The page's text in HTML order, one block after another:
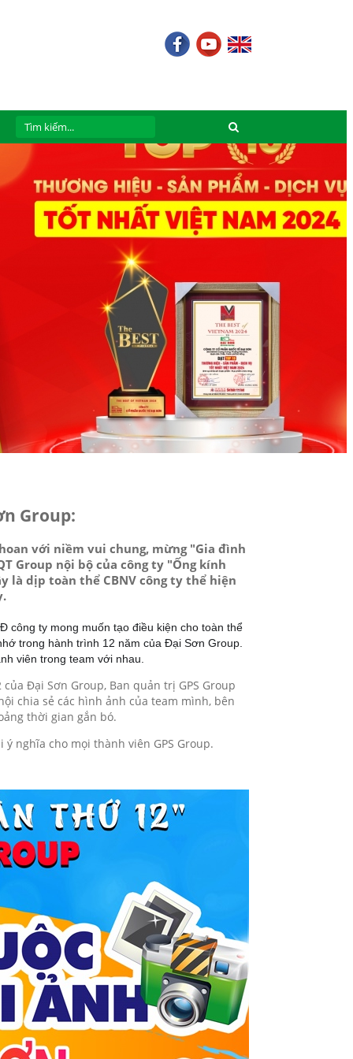
Group:
với niềm vui chung, mừng "Gia đình
Group nội bộ của công ty "Ống kính
là dịp toàn thể CBNV công ty thể hiện
công ty mong muốn tạo điều kiện cho toàn thể
trong hành trình 12 năm của Đại Sơn Group.
viên trong team với nhau.
Đại Sơn Group, Ban quản trị GPS Group
chia sẻ các hình ảnh của team mình, bên
thời gian gắn bó.
nghĩa cho mọi thành viên GPS Group.